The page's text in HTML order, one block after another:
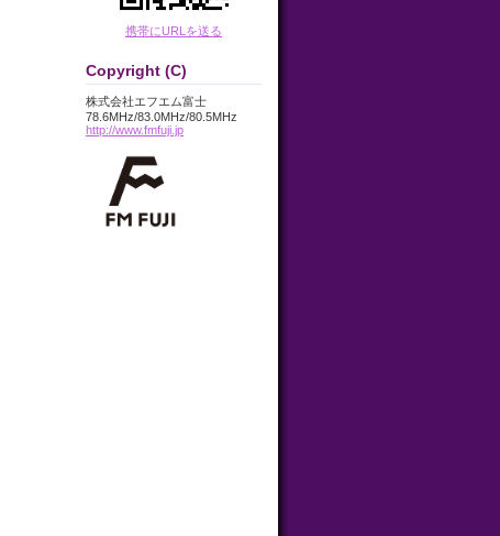
携帯にURLを送る
Copyright (C)
株式会社エフエム富士
78.6MHz/83.0MHz/80.5MHz
http://www.fmfuji.jp